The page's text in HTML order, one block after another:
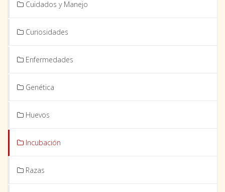
Cuidados y Manejo
Curiosidades
Enfermedades
Genética
Huevos
Incubación
Razas